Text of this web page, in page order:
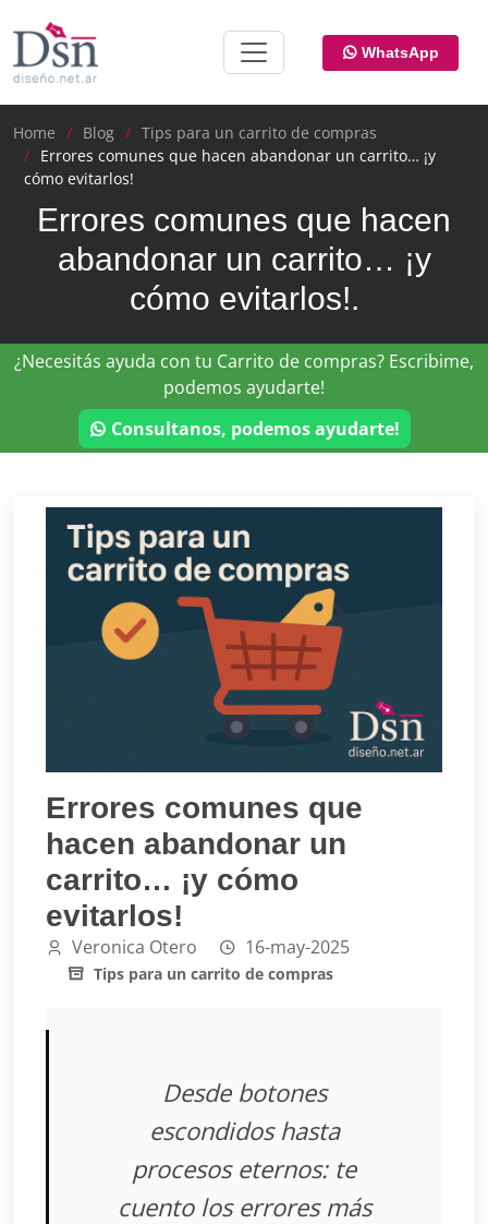
WhatsApp
Home Blog
Tips para un carrito de compras
Errores comunes que hacen abandonar un carrito… ¡y
cómo evitarlos!
Errores comunes que hacen
abandonar un carrito… ¡y
cómo evitarlos!.
¿Necesitás ayuda con tu Carrito de compras? Escribime,
podemos ayudarte!
Consultanos, podemos ayudarte!
Errores comunes que
hacen abandonar un
carrito… ¡y cómo
evitarlos!
Veronica Otero 16-may-2025
Tips para un carrito de compras
Desde botones
escondidos hasta
procesos eternos: te
cuento los errores más